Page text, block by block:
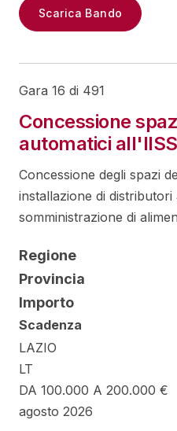
Scarica Bando
Gara 16 di 491
Concessione
automatici
Concessione degli spazi
installazione di
somministrazione di
Regione
Provincia
Importo
Scadenza
LAZIO
LT
DA 100.000 A 200.000 €
agosto 2026